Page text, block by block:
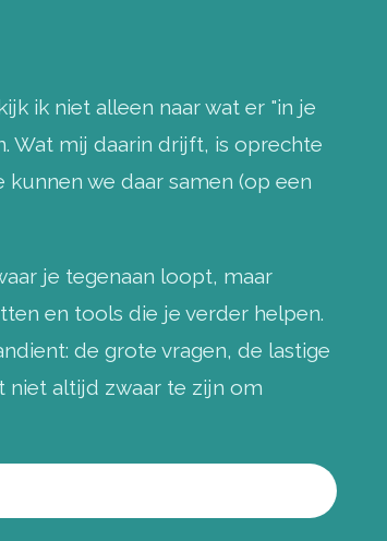
ik niet alleen naar wat er "in je
Wat mij daarin drijft, is oprechte
we daar samen (op een
je tegenaan loopt, maar
en tools die je verder helpen.
de grote vragen, de lastige
niet altijd zwaar te zijn om